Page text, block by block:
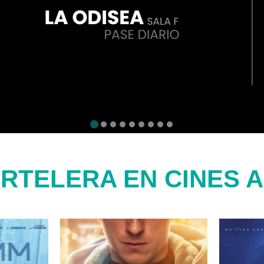
EN CINES